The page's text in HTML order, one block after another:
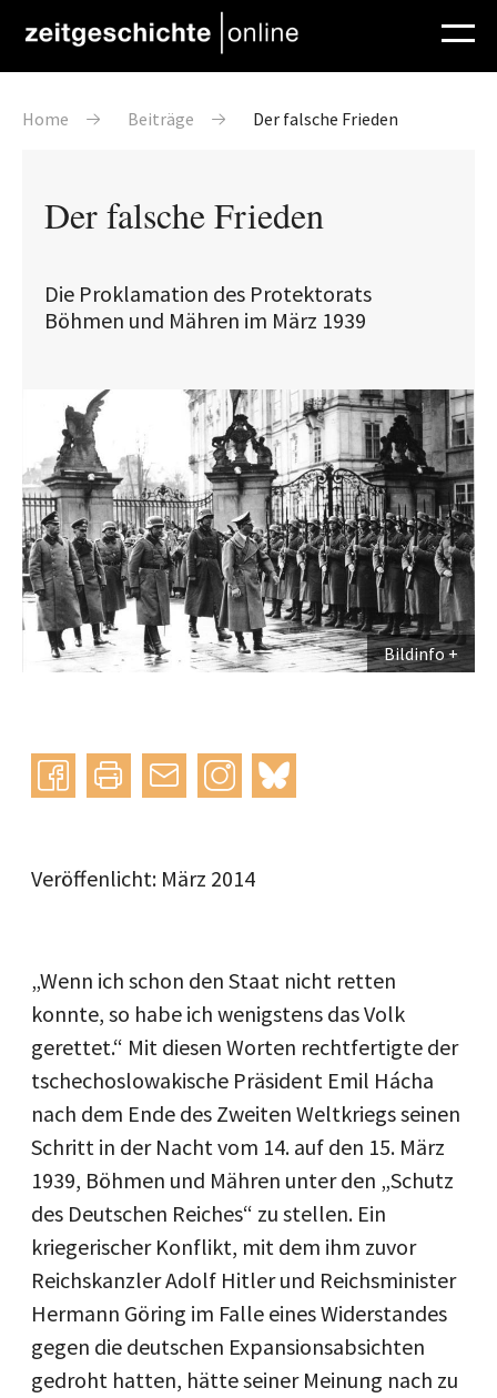
Pfadnavigation
Home Beiträge Der falsche Frieden
Der falsche Frieden
Die Proklamation des Protektorats
Böhmen und Mähren im März 1939
Bildinfo
Instagram
bluesky
Veröffenlicht: März 2014
„Wenn ich schon den Staat nicht retten
konnte, so habe ich wenigstens das Volk
gerettet.“ Mit diesen Worten rechtfertigte der
tschechoslowakische Präsident Emil Hácha
nach dem Ende des Zweiten Weltkriegs seinen
Schritt in der Nacht vom 14. auf den 15. März
1939, Böhmen und Mähren unter den „Schutz
des Deutschen Reiches“ zu stellen. Ein
kriegerischer Konflikt, mit dem ihm zuvor
Reichskanzler Adolf Hitler und Reichsminister
Hermann Göring im Falle eines Widerstandes
gegen die deutschen Expansionsabsichten
gedroht hatten, hätte seiner Meinung nach zu